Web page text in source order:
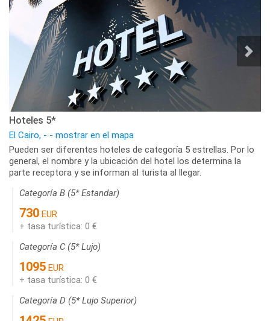
Hoteles 5*
El Cairo, - - mostrar en el mapa
Pueden ser diferentes hoteles de categoría 5 estrellas. Por lo
general, el nombre y la ubicación del hotel los determina la
parte receptora y se informan al turista al llegar.
Categoría B (5* Estandar)
730 EUR
+ tasa turística: 0 €
Categoría C (5* Lujo)
1095 EUR
+ tasa turística: 0 €
Categoría D (5* Lujo Superior)